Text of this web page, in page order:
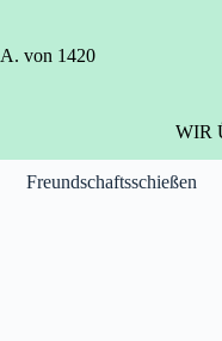
von 1420
WIR
Freundschaftsschießen